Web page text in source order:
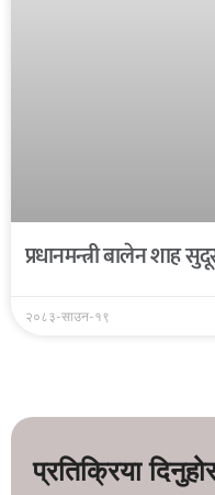
प्रधानमन्त्री बालेन
२०८३-साउन-१९